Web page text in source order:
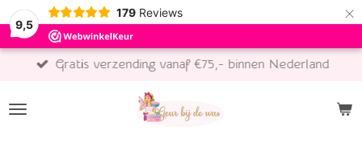
9,5
179 Reviews ×
Gratis verzending vanaf €75,- binnen Nederland